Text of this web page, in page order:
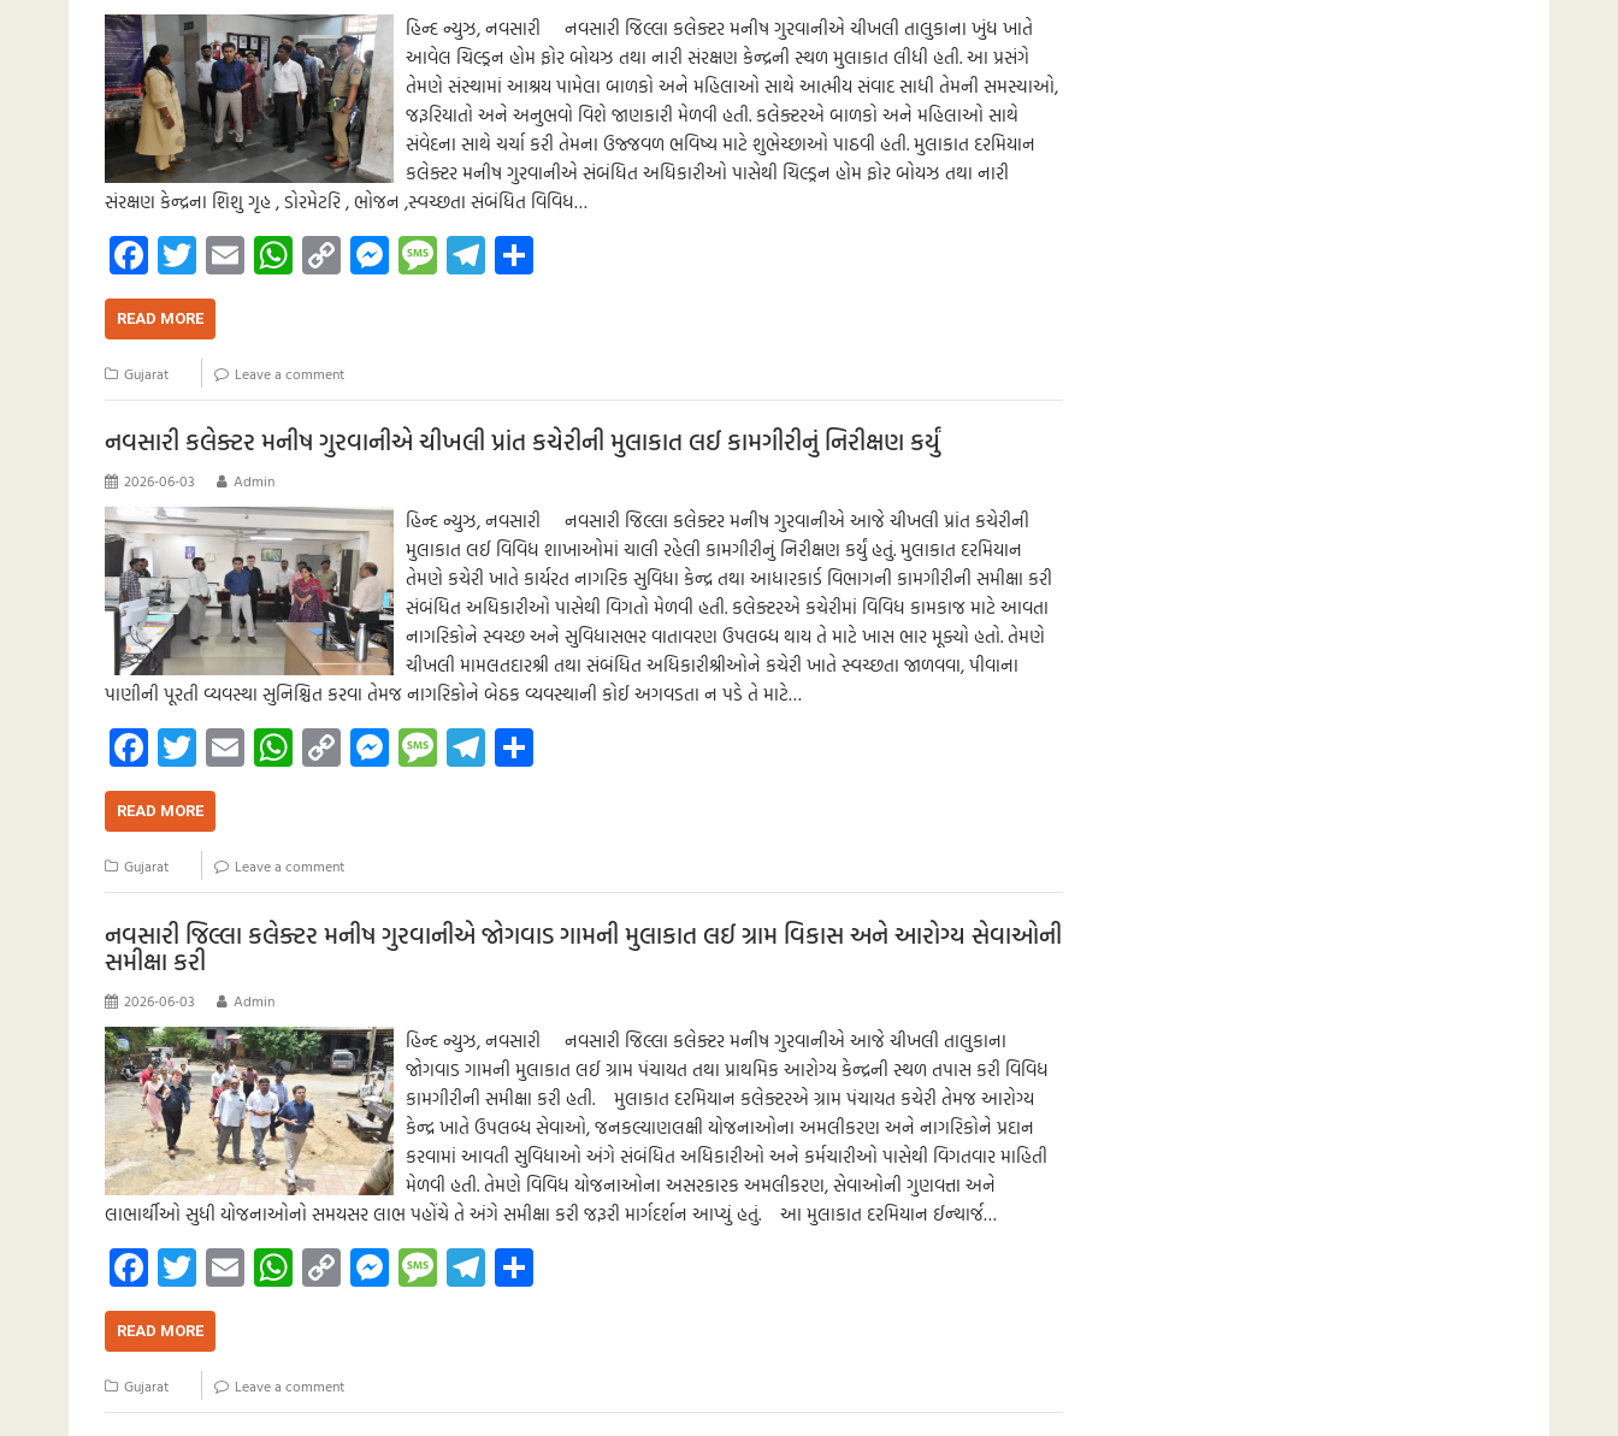
હિન્દ ન્યુઝ, નવસારી નવસારી જિલ્લા કલેક્ટર મનીષ ગુરવાનીએ ચીખલી તાલુકાના ખુંધ ખાતે
આવેલ ચિલ્ડ્રન હોમ ફોર બોયઝ તથા નારી સંરક્ષણ કેન્દ્રની સ્થળ મુલાકાત લીધી હતી. આ પ્રસંગે
તેમણે સંસ્થામાં આશ્રય પામેલા બાળકો અને મહિલાઓ સાથે આત્મીય સંવાદ સાધી તેમની સમસ્યાઓ,
જરૂરિયાતો અને અનુભવો વિશે જાણકારી મેળવી હતી. કલેક્ટરએ બાળકો અને મહિલાઓ સાથે
સંવેદના સાથે ચર્ચા કરી તેમના ઉજ્જવળ ભવિષ્ય માટે શુભેચ્છાઓ પાઠવી હતી. મુલાકાત દરમિયાન
કલેક્ટર મનીષ ગુરવાનીએ સંબંધિત અધિકારીઓ પાસેથી ચિલ્ડ્રન હોમ ફોર બોયઝ તથા નારી
સંરક્ષણ કેન્દ્રના શિશુ ગૃહ , ડોરમેટરિ , ભોજન ,સ્વચ્છતા સંબંધિત વિવિધ…
Fa
ce
b
o
o
k
T
wi
tt
er
E
m
W
h
s
A
p
C
o
y
Li
nk
M
es
g
er
M
es
e
Te
le
m
READ MORE
Gujarat Leave a comment
નવસારી કલેક્ટર મનીષ ગુરવાનીએ ચીખલી પ્રાંત કચેરીની મુલાકાત લઈ કામગીરીનું નિરીક્ષણ કર્યું
2026-06-03 Admin
હિન્દ ન્યુઝ, નવસારી નવસારી જિલ્લા કલેક્ટર મનીષ ગુરવાનીએ આજે ચીખલી પ્રાંત કચેરીની
મુલાકાત લઈ વિવિધ શાખાઓમાં ચાલી રહેલી કામગીરીનું નિરીક્ષણ કર્યું હતું. મુલાકાત દરમિયાન
તેમણે કચેરી ખાતે કાર્યરત નાગરિક સુવિધા કેન્દ્ર તથા આધારકાર્ડ વિભાગની કામગીરીની સમીક્ષા કરી
સંબંધિત અધિકારીઓ પાસેથી વિગતો મેળવી હતી. કલેક્ટરએ કચેરીમાં વિવિધ કામકાજ માટે આવતા
નાગરિકોને સ્વચ્છ અને સુવિધાસભર વાતાવરણ ઉપલબ્ધ થાય તે માટે ખાસ ભાર મૂક્યો હતો. તેમણે
ચીખલી મામલતદારશ્રી તથા સંબંધિત અધિકારીશ્રીઓને કચેરી ખાતે સ્વચ્છતા જાળવવા, પીવાના
પાણીની પૂરતી વ્યવસ્થા સુનિશ્ચિત કરવા તેમજ નાગરિકોને બેઠક વ્યવસ્થાની કોઈ અગવડતા ન પડે તે માટે…
Fa
ce
b
o
o
k
T
wi
tt
er
E
m
W
h
s
A
p
C
o
y
Li
nk
M
es
g
er
M
es
e
Te
le
m
READ MORE
Gujarat Leave a comment
નવસારી જિલ્લા કલેક્ટર મનીષ ગુરવાનીએ જોગવાડ ગામની મુલાકાત લઈ ગ્રામ વિકાસ અને આરોગ્ય સેવાઓની
સમીક્ષા કરી
2026-06-03 Admin
હિન્દ ન્યુઝ, નવસારી નવસારી જિલ્લા કલેક્ટર મનીષ ગુરવાનીએ આજે ચીખલી તાલુકાના
જોગવાડ ગામની મુલાકાત લઈ ગ્રામ પંચાયત તથા પ્રાથમિક આરોગ્ય કેન્દ્રની સ્થળ તપાસ કરી વિવિધ
કામગીરીની સમીક્ષા કરી હતી. મુલાકાત દરમિયાન કલેક્ટરએ ગ્રામ પંચાયત કચેરી તેમજ આરોગ્ય
કેન્દ્ર ખાતે ઉપલબ્ધ સેવાઓ, જનકલ્યાણલક્ષી યોજનાઓના અમલીકરણ અને નાગરિકોને પ્રદાન
કરવામાં આવતી સુવિધાઓ અંગે સંબંધિત અધિકારીઓ અને કર્મચારીઓ પાસેથી વિગતવાર માહિતી
મેળવી હતી. તેમણે વિવિધ યોજનાઓના અસરકારક અમલીકરણ, સેવાઓની ગુણવત્તા અને
લાભાર્થીઓ સુધી યોજનાઓનો સમયસર લાભ પહોંચે તે અંગે સમીક્ષા કરી જરૂરી માર્ગદર્શન આપ્યું હતું. આ મુલાકાત દરમિયાન ઈન્ચાર્જ…
Fa
ce
b
o
o
T
wi
tt
er
E
m
W
h
s
A
C
o
y
Li
M
es
g
M
es
e
Te
le
m
READ MORE
Gujarat Leave a comment